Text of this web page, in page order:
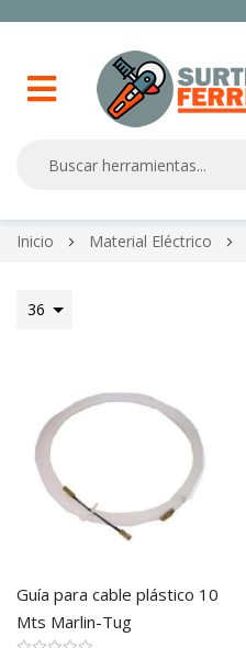
Skip
Inicio Material Eléctrico
Guía para cable plástico 10
Mts Marlin-Tug